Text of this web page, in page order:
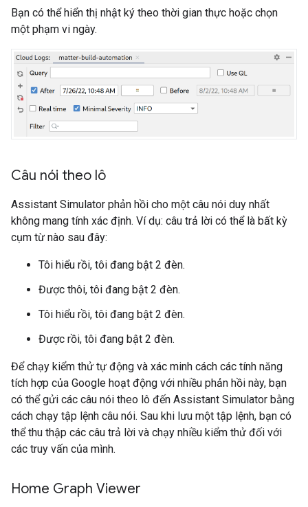
Bạn có thể hiển thị nhật ký theo thời gian thực hoặc chọn
một phạm vi ngày.
Câu nói theo lô
Assistant Simulator phản hồi cho một câu nói duy nhất
không mang tính xác định. Ví dụ: câu trả lời có thể là bất kỳ
cụm từ nào sau đây:
Tôi hiểu rồi, tôi đang bật 2 đèn.
Được thôi, tôi đang bật 2 đèn.
Tôi hiểu rồi, tôi đang bật 2 đèn.
Được rồi, tôi đang bật 2 đèn.
Để chạy kiểm thử tự động và xác minh cách các tính năng
tích hợp của Google hoạt động với nhiều phản hồi này, bạn
có thể gửi các câu nói theo lô đến Assistant Simulator bằng
cách chạy tập lệnh câu nói. Sau khi lưu một tập lệnh, bạn có
thể thu thập các câu trả lời và chạy nhiều kiểm thử đối với
các truy vấn của mình.
Home Graph Viewer